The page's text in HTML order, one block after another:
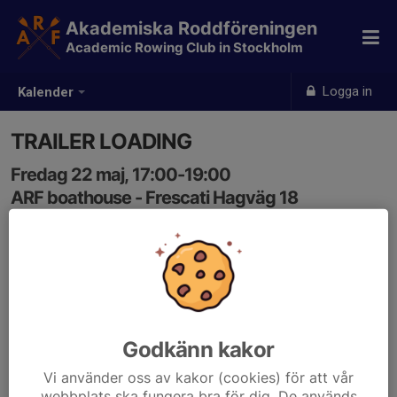
Kalender Logga in
Akademiska Roddföreningen
Academic Rowing Club in Stockholm
TRAILER LOADING
Fredag 22 maj, 17:00-19:00
ARF boathouse - Frescati Hagväg 18
Godkänn kakor
Vi använder oss av kakor (cookies) för att vår